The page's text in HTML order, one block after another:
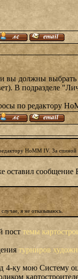
должны выбрать
В подразделе
по редактору
HoMM IV. За
сообщение
я не отказываюсь.
пост темы
турниров
4-ку мою Систему